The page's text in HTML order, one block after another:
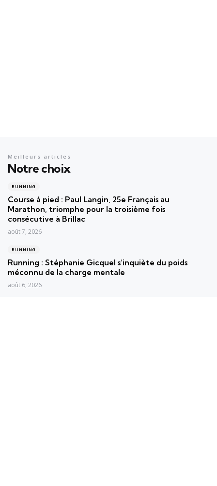
Notre choix
Meilleurs articles
RUNNING
Course à pied : Paul Langin, 25e Français au
Marathon, triomphe pour la troisième fois
consécutive à Brillac
août 7, 2026
RUNNING
Running : Stéphanie Gicquel s’inquiète du poids
méconnu de la charge mentale
août 6, 2026